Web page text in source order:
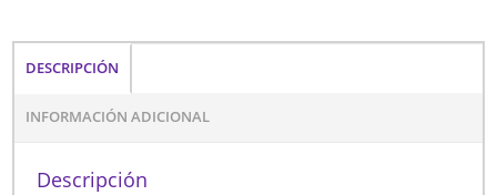
DESCRIPCIÓN
INFORMACIÓN ADICIONAL
Descripción